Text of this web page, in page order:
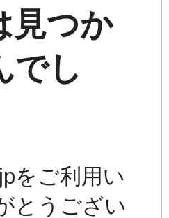
見つか
でし
をご利用い
とうござい